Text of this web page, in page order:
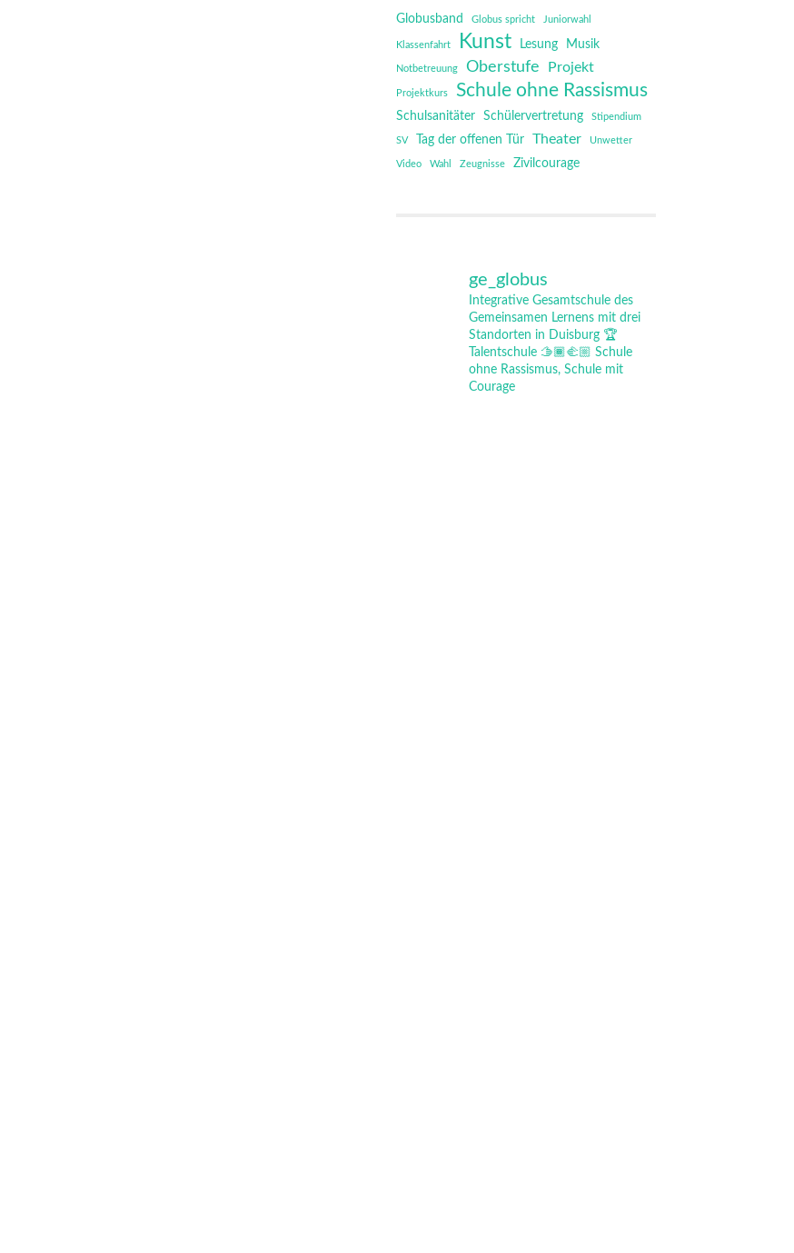
Globusband Globus spricht Juniorwahl
Klassenfahrt Kunst Lesung Musik
Notbetreuung Oberstufe Projekt
Projektkurs Schule ohne Rassismus
Schulsanitäter Schülervertretung Stipendium
SV Tag der offenen Tür Theater Unwetter
Video Wahl Zeugnisse Zivilcourage
ge_globus
Integrative Gesamtschule des
Gemeinsamen Lernens mit drei
Standorten in Duisburg 🏆
Talentschule 🫱🏾‍🫲🏼 Schule
ohne Rassismus, Schule mit
Courage